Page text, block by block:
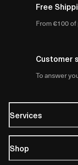
Free
From €100
Customer
To answer
Services
Shop